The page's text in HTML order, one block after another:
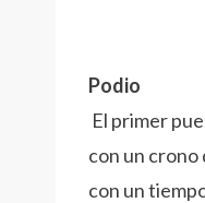
Podio
El primer
con un crono
con un